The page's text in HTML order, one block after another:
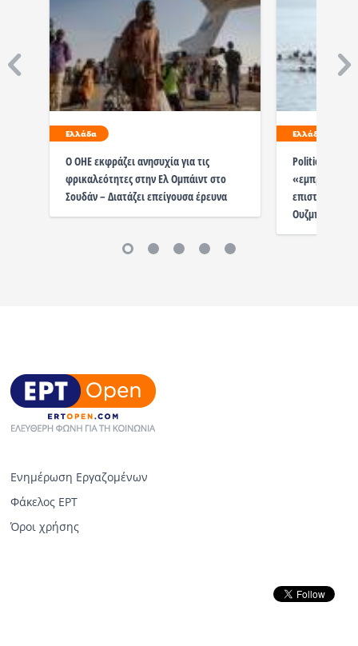
Ελλάδα
O ΟΗΕ εκφράζει ανησυχία για τις
φρικαλεότητες στην Ελ Ομπάιντ στο
Σουδάν – Διατάζει επείγουσα έρευνα
Ελλάδα
Politico: Η
επιστροφών
Ουζμπεκιστάν
Ενημέρωση Εργαζομένων
Φάκελος ΕΡΤ
Όροι χρήσης